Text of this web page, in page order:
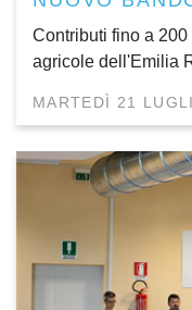
Contributi fino a
agricole dell'Emilia
MARTEDÌ 21